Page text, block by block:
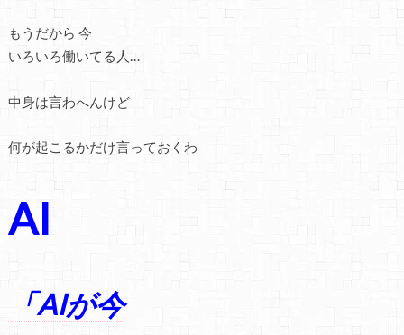
もうだから 今
いろいろ働いてる人…
中身は言わへんけど
何が起こるかだけ言っておくわ
AI
「AIが今